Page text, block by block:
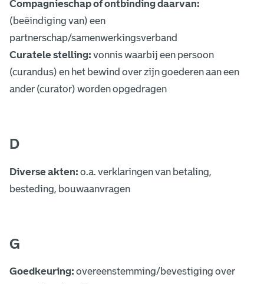
Compagnieschap of ontbinding daarvan:
(beëindiging van) een
partnerschap/samenwerkingsverband
Curatele stelling: vonnis waarbij een persoon
(curandus) en het bewind over zijn goederen aan een
ander (curator) worden opgedragen
D
Diverse akten: o.a. verklaringen van betaling,
besteding, bouwaanvragen
G
Goedkeuring: overeenstemming/bevestiging over